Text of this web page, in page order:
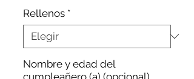
Rellenos *
Nombre y edad del
cumpleañero (a) (opcional)